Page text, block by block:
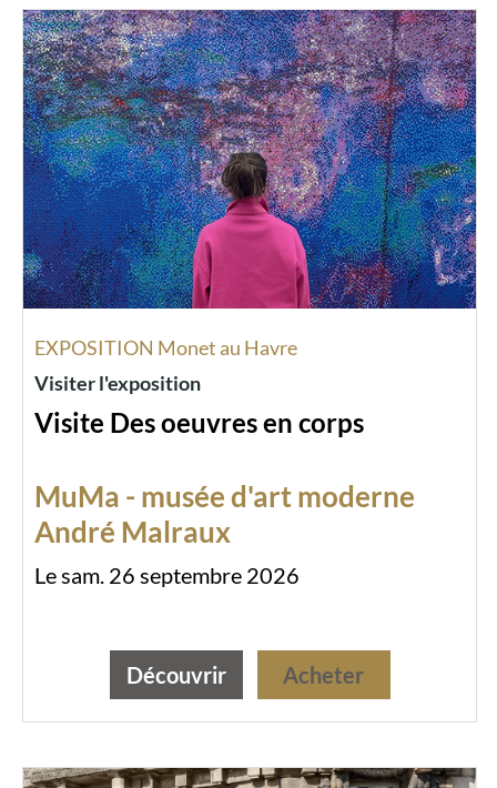
EXPOSITION Monet au Havre
Visiter l'exposition
Visite Des oeuvres en corps
MuMa - musée d'art moderne
André Malraux
Le sam. 26 septembre 2026
Découvrir Acheter